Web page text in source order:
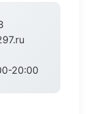
20:00